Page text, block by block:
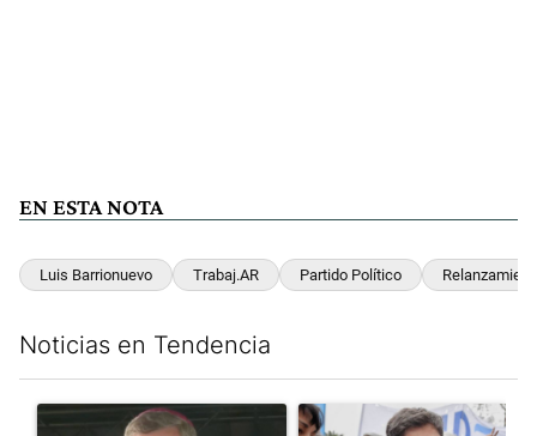
EN ESTA NOTA
Luis Barrionuevo Trabaj.AR Partido Político
Noticias en Tendencia
Un artículo de tendencia con el título "García Cuerva
Un artículo de tendencia con